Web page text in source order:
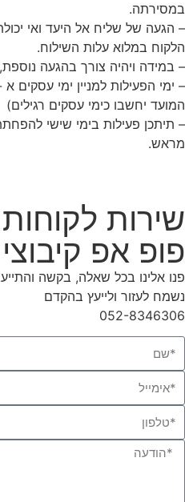
במסירתה.
– הגעה של שליח אל היעד ואי
הלקוח במלוא עלות השילוח.
– במידה ויהיה צורך בהגעה
– ימי הפעילות למניין ימי עסקים
המועד יחשבו כימי עסקים רגילים)
– תיתכן פעילות בימי שישי
מראש.
שירות לקוחות
פופ אפ קיבוצי
פנו אלינו בכל שאלה, בקשה
נשמח לעזור ולייעץ בהקדם
052-8346306